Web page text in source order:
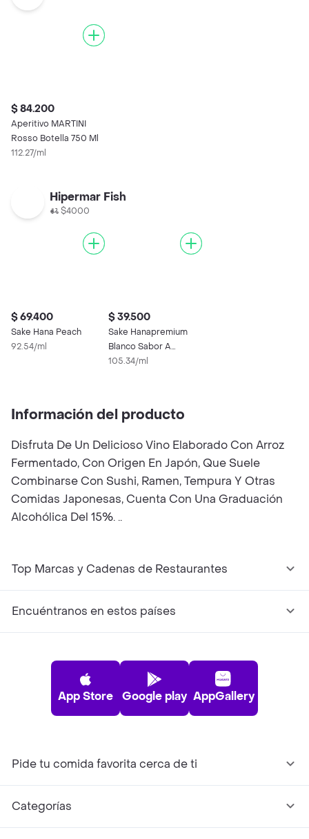
$ 84.200
Aperitivo MARTINI
Rosso Botella 750 Ml
112.27/ml
Hipermar Fish
$4000
$ 69.400
Sake Hana Peach
92.54/ml
$ 39.500
Sake Hanapremium
Blanco Sabor A
Melocoton
105.34/ml
Información del producto
Disfruta De Un Delicioso Vino Elaborado Con Arroz
Fermentado, Con Origen En Japón, Que Suele
Combinarse Con Sushi, Ramen, Tempura Y Otras
Comidas Japonesas, Cuenta Con Una Graduación
Alcohólica Del 15%. ..
Top Marcas y Cadenas de Restaurantes
Encuéntranos en estos países
App Store Google play AppGallery
Pide tu comida favorita cerca de ti
Categorías